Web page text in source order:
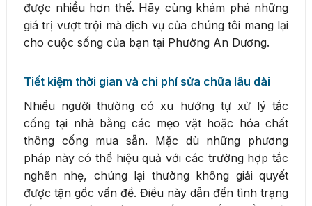
được nhiều hơn thế. Hãy cùng khám phá những
giá trị vượt trội mà dịch vụ của chúng tôi mang lại
cho cuộc sống của bạn tại Phường An Dương.
Tiết kiệm thời gian và chi phí sửa chữa lâu dài
Nhiều người thường có xu hướng tự xử lý tắc
cống tại nhà bằng các mẹo vặt hoặc hóa chất
thông cống mua sẵn. Mặc dù những phương
pháp này có thể hiệu quả với các trường hợp tắc
nghẽn nhẹ, chúng lại thường không giải quyết
được tận gốc vấn đề. Điều này dẫn đến tình trạng